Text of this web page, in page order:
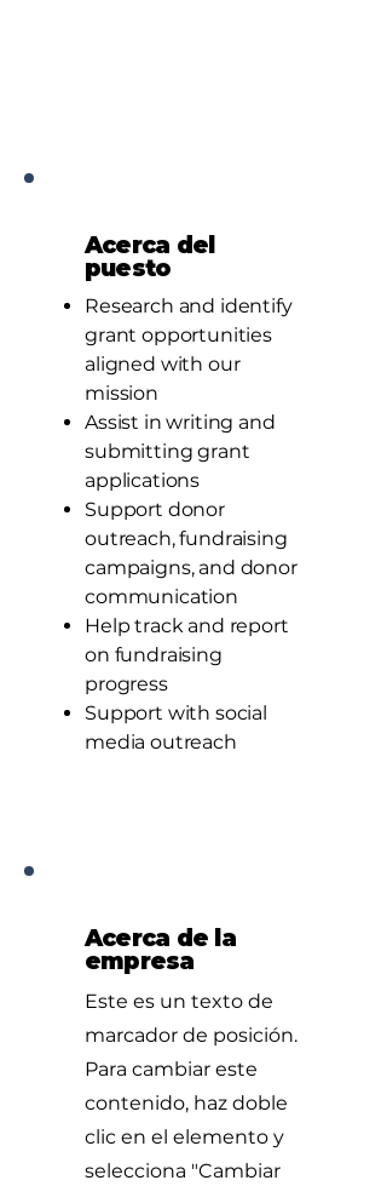
Acerca del
puesto
Research and identify
grant opportunities
aligned with our
mission
Assist in writing and
submitting grant
applications
Support donor
outreach, fundraising
campaigns, and donor
communication
Help track and report
on fundraising
progress
Support with social
media outreach
Acerca de la
empresa
Este es un texto de
marcador de posición.
Para cambiar este
contenido, haz doble
clic en el elemento y
selecciona "Cambiar